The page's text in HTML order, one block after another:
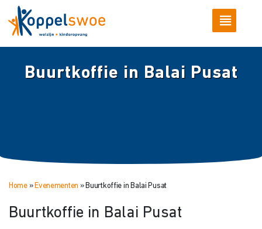
Buurtkoffie in Balai Pusat
Home» Evenementen » Buurtkoffie in Balai Pusat
Buurtkoffie in Balai Pusat